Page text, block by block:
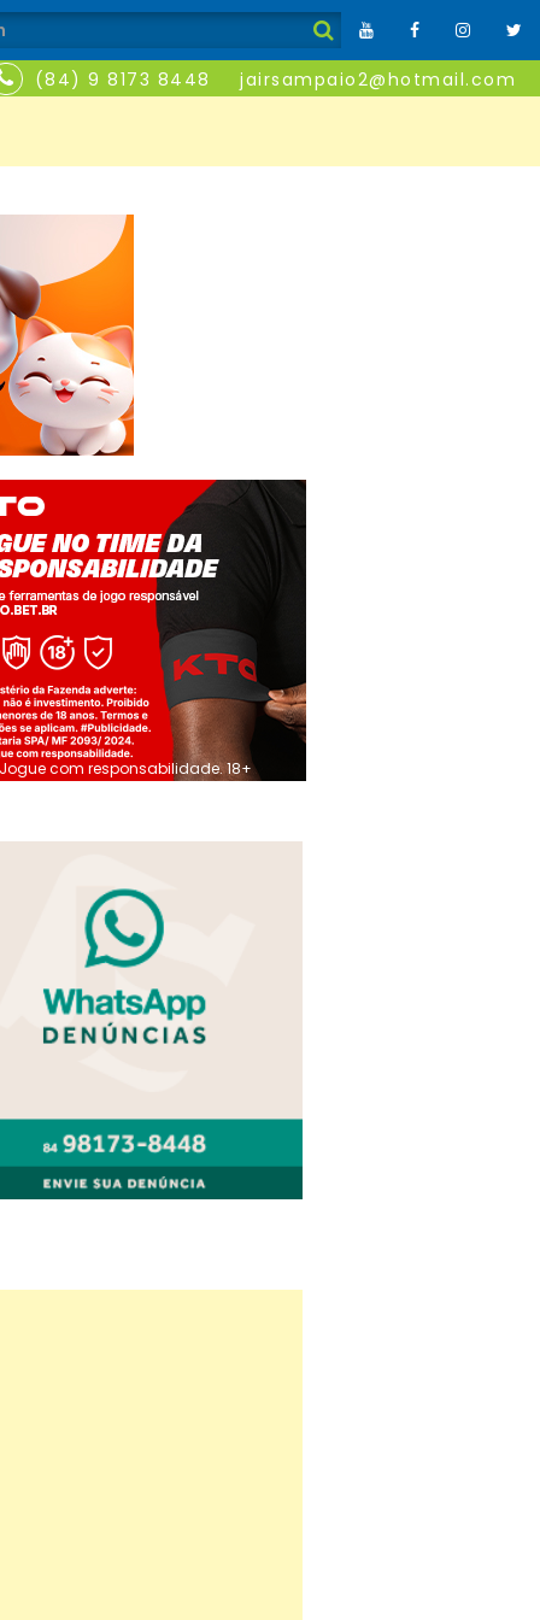
(84) 9 8173 8448 jairsampaio2@hotmail.com
Jogue com responsabilidade. 18+